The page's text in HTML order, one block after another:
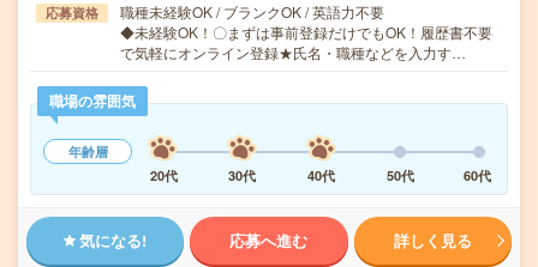
応募資格
職種未経験OK / ブランクOK / 英語力不要
◆未経験OK！〇まずは事前登録だけでもOK！履歴書不要
で気軽にオンライン登録★氏名・職種などを入力す…
職場の雰囲気
年齢層
20代
30代 40代 50代 60代
気になる! 応募へ進む 詳しく見る